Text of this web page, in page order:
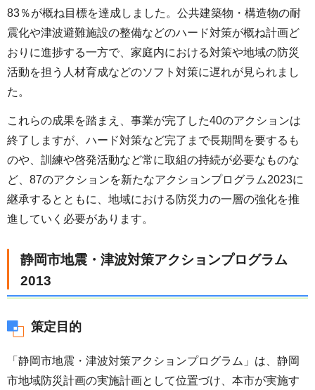
83％が概ね目標を達成しました。公共建築物・構造物の耐
震化や津波避難施設の整備などのハード対策が概ね計画ど
おりに進捗する一方で、家庭内における対策や地域の防災
活動を担う人材育成などのソフト対策に遅れが見られまし
た。
これらの成果を踏まえ、事業が完了した40のアクションは
終了しますが、ハード対策など完了まで長期間を要するも
のや、訓練や啓発活動など常に取組の持続が必要なものな
ど、87のアクションを新たなアクションプログラム2023に
継承するとともに、地域における防災力の一層の強化を推
進していく必要があります。
静岡市地震・津波対策アクションプログラム
2013
策定目的
「静岡市地震・津波対策アクションプログラム」は、静岡
市地域防災計画の実施計画として位置づけ、本市が実施す